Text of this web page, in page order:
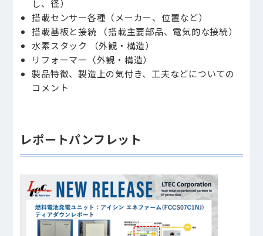
し、径）
搭載センサー各種（メーカー、位置など）
搭載基板と接続 （搭載主要部品、電気的な接続）
水素スタック （外観・構造）
リフォーマー（外観・構造）
製品特徴、製造上の気付き、工夫などについての
コメント
レポートパンフレット